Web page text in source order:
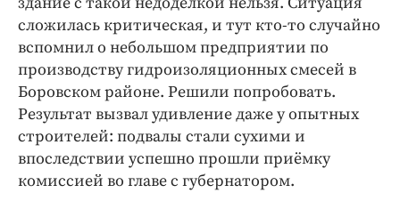
сложилась критическая, и тут кто-то случайно
вспомнил о небольшом предприятии по
производству гидроизоляционных смесей в
Боровском районе. Решили попробовать.
Результат вызвал удивление даже у опытных
строителей: подвалы стали сухими и
впоследствии успешно прошли приёмку
комиссией во главе с губернатором.